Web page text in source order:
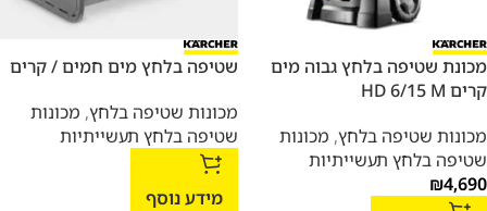
מכונת שטיפה בלחץ גבוה מים
קרים HD 6/15 M
מכונות שטיפה בלחץ, מכונות
שטיפה בלחץ תעשייתיות
₪4,690
שטיפה בלחץ מים חמים / קרים
מכונות שטיפה בלחץ, מכונות
שטיפה בלחץ תעשייתיות
מידע נוסף